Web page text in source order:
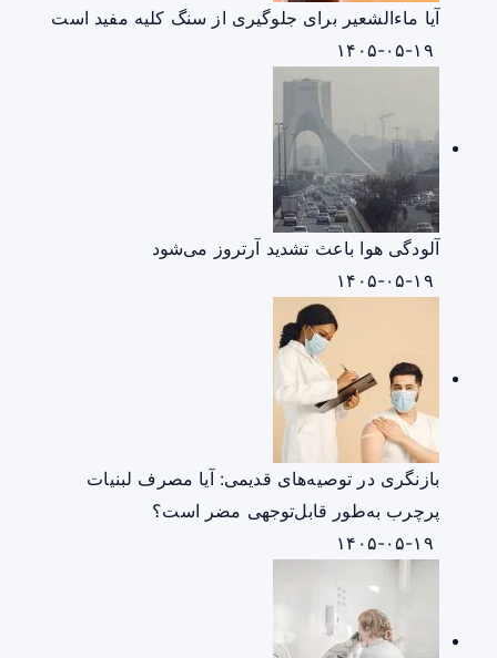
آیا ماءالشعیر برای جلوگیری از سنگ کلیه مفید است
آلودگی هوا باعث تشدید آرتروز می‌شود
بازنگری در توصیه‌های قدیمی: آیا مصرف لبنیات
پرچرب به‌طور قابل‌توجهی مضر است؟